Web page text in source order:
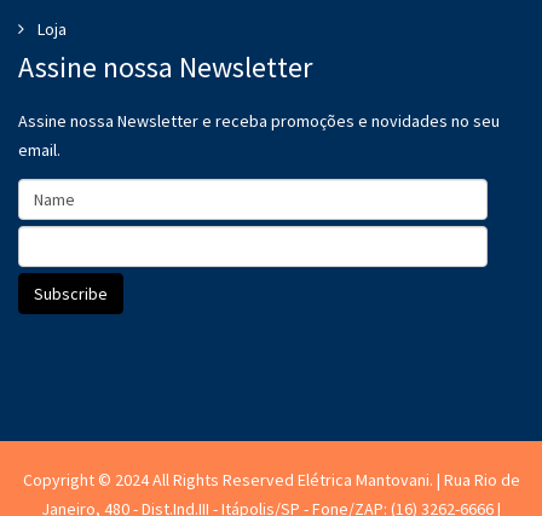
Loja
Assine nossa Newsletter
Assine nossa Newsletter e receba promoções e novidades no seu
email.
Copyright © 2024 All Rights Reserved Elétrica Mantovani. | Rua Rio de
Janeiro, 480 - Dist.Ind.III - Itápolis/SP - Fone/ZAP: (16) 3262-6666 |